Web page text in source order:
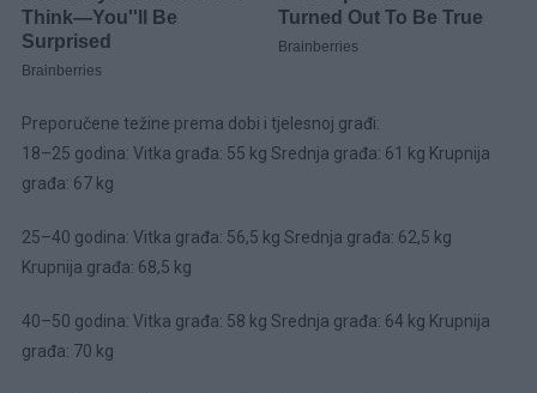
Preporučene težine prema dobi i tjelesnoj građi:
18–25 godina: Vitka građa: 55 kg Srednja građa: 61 kg Krupnija
građa: 67 kg
25–40 godina: Vitka građa: 56,5 kg Srednja građa: 62,5 kg
Krupnija građa: 68,5 kg
40–50 godina: Vitka građa: 58 kg Srednja građa: 64 kg Krupnija
građa: 70 kg